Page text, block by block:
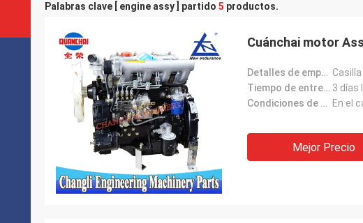
Palabras clave [ engine assy ] partido 5 productos.
Cuánchai motor
Detalles de empaquetado:
Tiempo de entrega: 3 días
Condiciones de pago:
En el
Mejor Precio